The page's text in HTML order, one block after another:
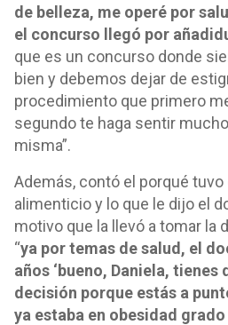
de belleza, me operé por
el concurso llegó por
que es un concurso donde
bien y debemos dejar de
procedimiento que primero
segundo te haga sentir
misma”.
Además, contó el porqué
alimenticio y lo que le dijo el
motivo que la llevó a tomar la
“ya por temas de salud, el
años ‘bueno, Daniela, tienes
decisión porque estás a
ya estaba en obesidad